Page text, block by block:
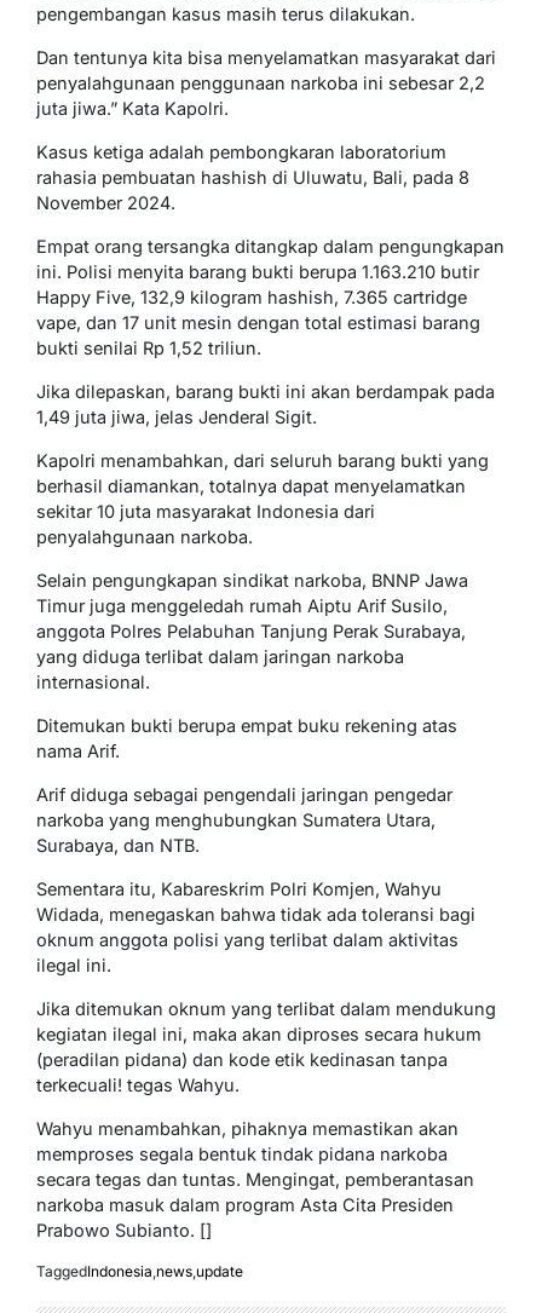
pengembangan kasus masih terus dilakukan.
Dan tentunya kita bisa menyelamatkan masyarakat dari
penyalahgunaan penggunaan narkoba ini sebesar 2,2
juta jiwa.” Kata Kapolri.
Kasus ketiga adalah pembongkaran laboratorium
rahasia pembuatan hashish di Uluwatu, Bali, pada 8
November 2024.
Empat orang tersangka ditangkap dalam pengungkapan
ini. Polisi menyita barang bukti berupa 1.163.210 butir
Happy Five, 132,9 kilogram hashish, 7.365 cartridge
vape, dan 17 unit mesin dengan total estimasi barang
bukti senilai Rp 1,52 triliun.
Jika dilepaskan, barang bukti ini akan berdampak pada
1,49 juta jiwa, jelas Jenderal Sigit.
Kapolri menambahkan, dari seluruh barang bukti yang
berhasil diamankan, totalnya dapat menyelamatkan
sekitar 10 juta masyarakat Indonesia dari
penyalahgunaan narkoba.
Selain pengungkapan sindikat narkoba, BNNP Jawa
Timur juga menggeledah rumah Aiptu Arif Susilo,
anggota Polres Pelabuhan Tanjung Perak Surabaya,
yang diduga terlibat dalam jaringan narkoba
internasional.
Ditemukan bukti berupa empat buku rekening atas
nama Arif.
Arif diduga sebagai pengendali jaringan pengedar
narkoba yang menghubungkan Sumatera Utara,
Surabaya, dan NTB.
Sementara itu, Kabareskrim Polri Komjen, Wahyu
Widada, menegaskan bahwa tidak ada toleransi bagi
oknum anggota polisi yang terlibat dalam aktivitas
ilegal ini.
Jika ditemukan oknum yang terlibat dalam mendukung
kegiatan ilegal ini, maka akan diproses secara hukum
(peradilan pidana) dan kode etik kedinasan tanpa
terkecuali! tegas Wahyu.
Wahyu menambahkan, pihaknya memastikan akan
memproses segala bentuk tindak pidana narkoba
secara tegas dan tuntas. Mengingat, pemberantasan
narkoba masuk dalam program Asta Cita Presiden
Prabowo Subianto. []
TaggedIndonesia,news,update